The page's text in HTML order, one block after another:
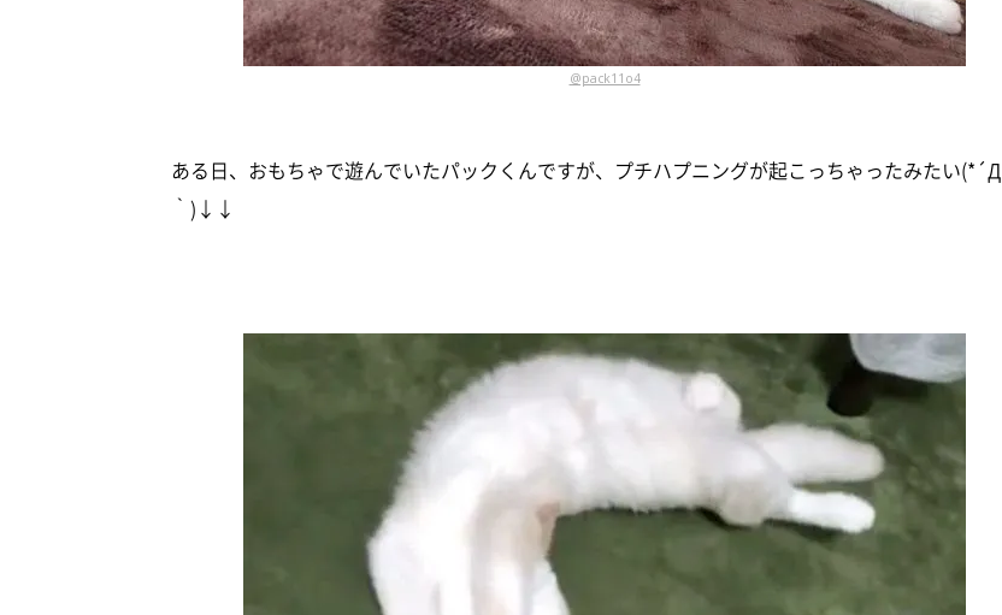
@pack11o4
ある日、おもちゃで遊んでいたパックくんですが、プチハプニングが起こっちゃったみたい(*´Д
｀)↓↓